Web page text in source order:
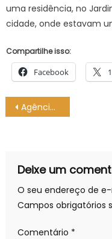
uma residência, no
cidade, onde estavam
Compartilhe isso:
Facebook
Navegação
de
Agência Minas Gerais | Governo de Minas tem serviços alterados no feriado nacional do Dia do Trabalhador
Deixe um
O seu endereço de
Campos obrigatórios
Comentário *